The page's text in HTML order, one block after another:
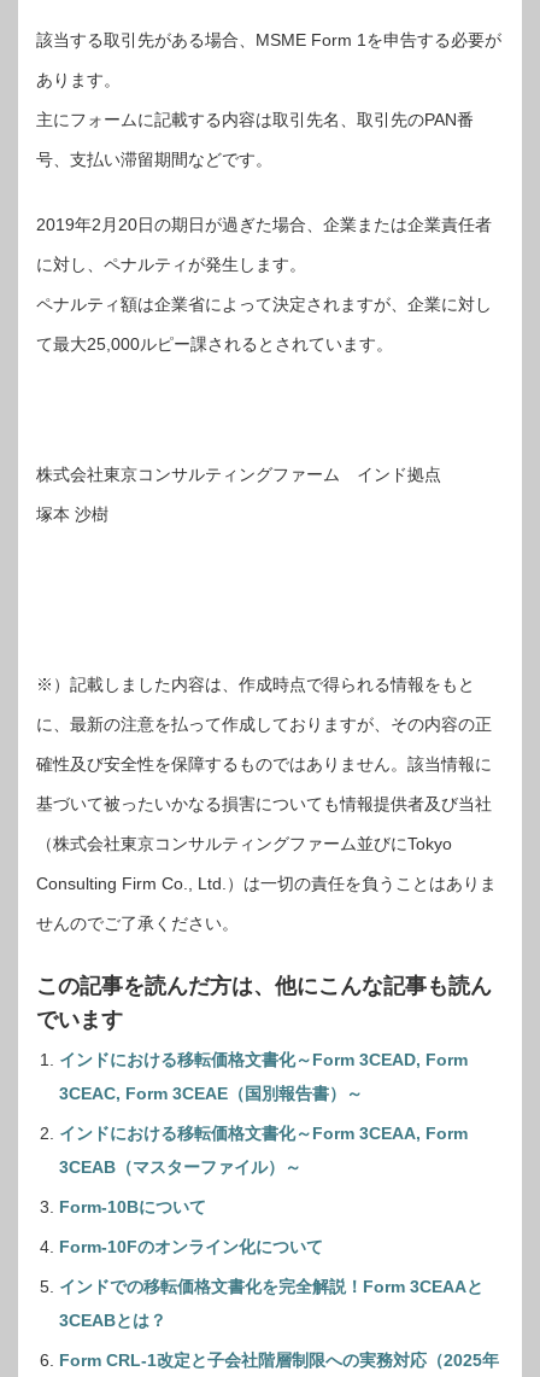
該当する取引先がある場合、MSME Form 1を申告する必要が
あります。
主にフォームに記載する内容は取引先名、取引先のPAN番
号、支払い滞留期間などです。
2019年2月20日の期日が過ぎた場合、企業または企業責任者
に対し、ペナルティが発生します。
ペナルティ額は企業省によって決定されますが、企業に対し
て最大25,000ルピー課されるとされています。
株式会社東京コンサルティングファーム インド拠点
塚本 沙樹
※）記載しました内容は、作成時点で得られる情報をもと
に、最新の注意を払って作成しておりますが、その内容の正
確性及び安全性を保障するものではありません。該当情報に
基づいて被ったいかなる損害についても情報提供者及び当社
（株式会社東京コンサルティングファーム並びにTokyo
Consulting Firm Co., Ltd.）は一切の責任を負うことはありま
せんのでご了承ください。
この記事を読んだ方は、他にこんな記事も読ん
でいます
インドにおける移転価格文書化～Form 3CEAD, Form
3CEAC, Form 3CEAE（国別報告書）～
インドにおける移転価格文書化～Form 3CEAA, Form
3CEAB（マスターファイル）～
Form-10Bについて
Form-10Fのオンライン化について
インドでの移転価格文書化を完全解説！Form 3CEAAと
3CEABとは？
Form CRL-1改定と子会社階層制限への実務対応（2025年